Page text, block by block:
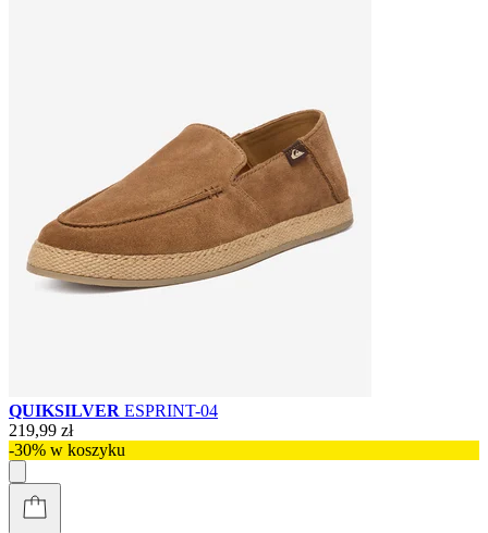
QUIKSILVER ESPRINT-04
219,99 zł
-30% w koszyku